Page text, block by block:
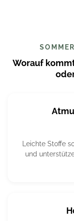
Worauf
Leichte Stoffe
und